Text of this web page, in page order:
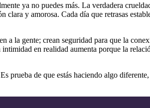
ya no puedes más. La verdadera
y amorosa. Cada día que retrasas
a la gente; crean seguridad para que la
intimidad en realidad aumenta porque la
prueba de que estás haciendo algo